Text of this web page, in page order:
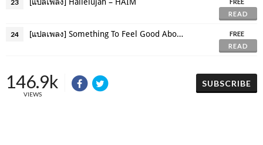
23
READ
24 [แปลเพลง] Something To Feel Good About – Will Joseph Cook
FREE
READ
146.9k
VIEWS
SUBSCRIBE